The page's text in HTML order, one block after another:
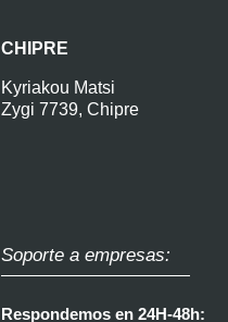
CHIPRE
Kyriakou Matsi
Zygi 7739, Chipre
Soporte a empresas:
Respondemos en 24H-48h: